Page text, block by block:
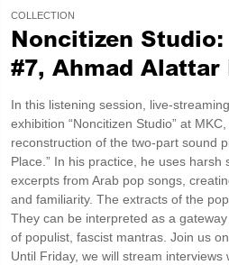
COLLECTION
Noncitizen
#7, Ahmad Alattar
In this listening session, live-
exhibition “Noncitizen Studio” at
reconstruction of the two-part sound
Place.” In his practice, he uses
excerpts from Arab pop songs,
and familiarity. The extracts of the
They can be interpreted as a
of populist, fascist mantras. Join us
Until Friday, we will stream